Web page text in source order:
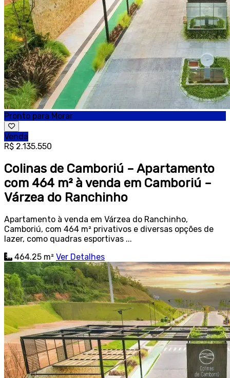
Pronto para Morar
Venda
R$ 2.135.550
Colinas de Camboriú – Apartamento
com 464 m² à venda em Camboriú –
Várzea do Ranchinho
Apartamento à venda em Várzea do Ranchinho,
Camboriú, com 464 m² privativos e diversas opções de
lazer, como quadras esportivas ...
464.25 m² Ver Detalhes